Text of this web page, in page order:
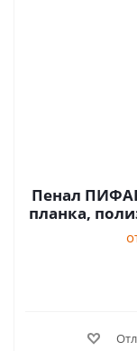
Пенал
планка,